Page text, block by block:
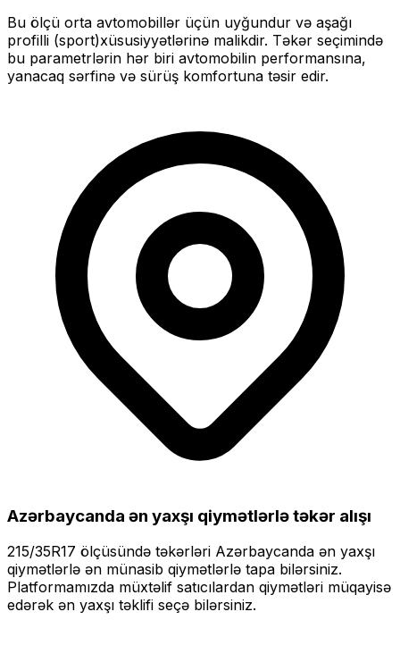
Bu ölçü orta avtomobillər üçün uyğundur və aşağı
profilli (sport)xüsusiyyətlərinə malikdir. Təkər seçimində
bu parametrlərin hər biri avtomobilin performansına,
yanacaq sərfinə və sürüş komfortuna təsir edir.
Azərbaycanda ən yaxşı qiymətlərlətəkər alışı
215/35R17 ölçüsündə təkərləri Azərbaycanda ən yaxşı
qiymətlərlə ən münasib qiymətlərlə tapa bilərsiniz.
Platformamızda müxtəlif satıcılardan qiymətləri müqayisə
edərək ən yaxşı təklifi seçə bilərsiniz.